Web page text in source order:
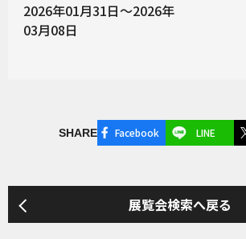
2026年01月31日～2026年
03月08日
SHARE Facebook LINE
展覧会検索へ戻る